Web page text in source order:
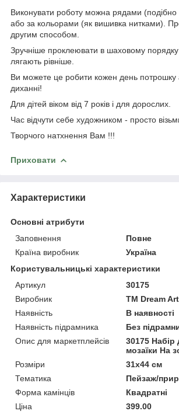
Виконувати роботу можна рядами (подібно
або за кольорами (як вишивка нитками).
другим способом.
Зручніше проклеювати в шаховому порядку
лягають рівніше.
Ви можете це робити кожен день
диханні!
Для дітей віком від 7 років і для дорослих.
Час відчути себе художником - просто
Творчого натхнення Вам !!!
Приховати
Характеристики
Основні атрибути
Заповнення
Повне
Країна виробник
Україна
Користувальницькі характеристики
Артикул
30175
Виробник
ТМ Dream Art
Наявність
В наявності
Наявність підрамника
Без
Опис для маркетплейсів
30175 Набір
мозаїки На
Розміри
31х44 см
Тематика
Пейзаж/
Форма камінців
Квадратні
Ціна
399.00